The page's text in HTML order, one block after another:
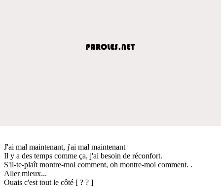
J'ai mal maintenant, j'ai mal maintenant
Il y a des temps comme ça, j'ai besoin de réconfort.
S'il-te-plaît montre-moi comment, oh montre-moi comment. .
Aller mieux...
Ouais c'est tout le côté [ ? ? ]